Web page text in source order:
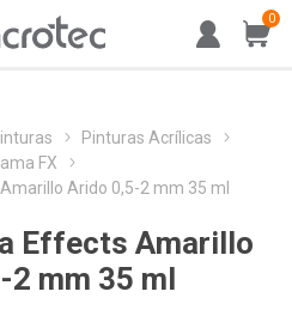
0
Pinturas Acrílicas
FX
Arido 0,5-2 mm 35 ml
Effects Amarillo
2 mm 35 ml